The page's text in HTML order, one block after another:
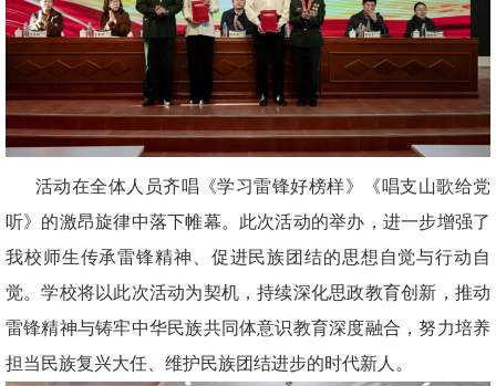
活动在全体人员齐唱《学习雷锋好榜样》《唱支山歌给党
听》的激昂旋律中落下帷幕。此次活动的举办，进一步增强了
我校师生传承雷锋精神、促进民族团结的思想自觉与行动自
觉。学校将以此次活动为契机，持续深化思政教育创新，推动
雷锋精神与铸牢中华民族共同体意识教育深度融合，努力培养
担当民族复兴大任、维护民族团结进步的时代新人。